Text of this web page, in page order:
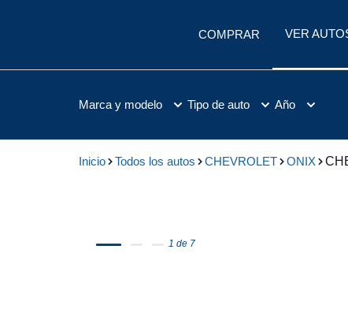
COMPRAR VER
Marca y modelo Tipo de auto Año
Inicio Todos los autos CHEVROLET ONIX
1 de 7